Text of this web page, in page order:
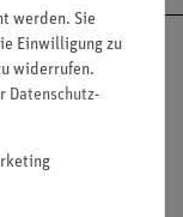
werden. Sie
Einwilligung zu
widerrufen.
Daten­schutz­